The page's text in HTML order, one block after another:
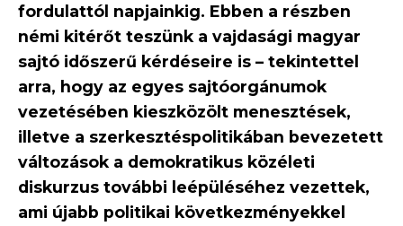
fordulattól napjainkig. Ebben a részben
némi kitérőt teszünk a vajdasági magyar
sajtó időszerű kérdéseire is – tekintettel
arra, hogy az egyes sajtóorgánumok
vezetésében kieszközölt menesztések,
illetve a szerkesztéspolitikában bevezetett
változások a demokratikus közéleti
diskurzus további leépüléséhez vezettek,
ami újabb politikai következményekkel